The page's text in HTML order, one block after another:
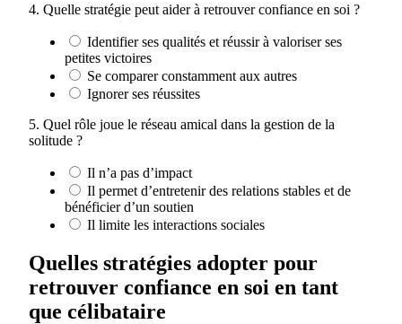
4. Quelle stratégie peut aider à retrouver confiance en soi ?
Identifier ses qualités et réussir à valoriser ses
petites victoires
Se comparer constamment aux autres
Ignorer ses réussites
5. Quel rôle joue le réseau amical dans la gestion de la
solitude ?
Il n’a pas d’impact
Il permet d’entretenir des relations stables et de
bénéficier d’un soutien
Il limite les interactions sociales
Quelles stratégies adopter pour
retrouver confiance en soi en tant
que célibataire